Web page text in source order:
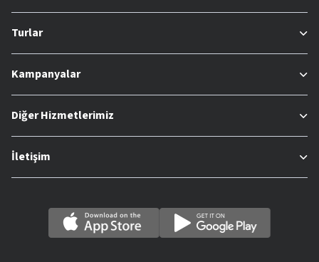
Turlar
Kampanyalar
Diğer Hizmetlerimiz
İletişim